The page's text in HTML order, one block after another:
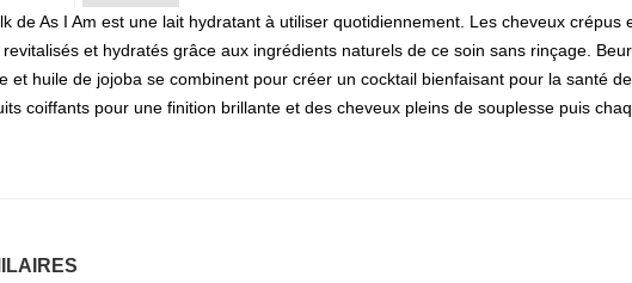
de As I Am est une lait hydratant à utiliser quotidiennement. Les cheveux crépus
et hydratés grâce aux ingrédients naturels de ce soin sans rinçage.
et huile de jojoba se combinent pour créer un cocktail bienfaisant pour la santé
coiffants pour une finition brillante et des cheveux pleins de souplesse puis